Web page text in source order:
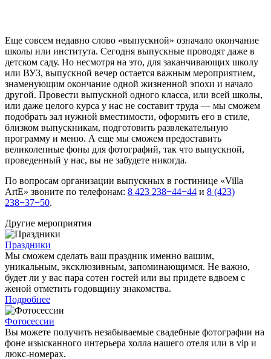
Еще совсем недавно слово «выпускной» означало окончание
школы или института. Сегодня выпускные проводят даже в
детском саду. Но несмотря на это, для заканчивающих школу
или ВУЗ, выпускной вечер остается важным мероприятием,
знаменующим окончание одной жизненной эпохи и начало
другой. Провести выпускной одного класса, или всей школы,
или даже целого курса у нас не составит труда — мы сможем
подобрать зал нужной вместимости, оформить его в стиле,
близком выпускникам, подготовить развлекательную
программу и меню. А еще мы сможем предоставить
великолепные фоны для фотографий, так что выпускной,
проведенный у нас, вы не забудете никогда.
По вопросам организации выпускных в гостинице «Villa
ArtЕ» звоните по телефонам: 8 423 238−44−44 и 8 (423)
238−37−50.
Другие мероприятия
Праздники
Мы сможем сделать ваш праздник именно вашим,
уникальным, эксклюзивным, запоминающимся. Не важно,
будет ли у вас пара сотен гостей или вы придете вдвоем с
женой отметить годовщину знакомства.
Подробнее
Фотосессии
Вы можете получить незабываемые свадебные фотографии на
фоне изысканного интерьера холла нашего отеля или в vip и
люкс-номерах.